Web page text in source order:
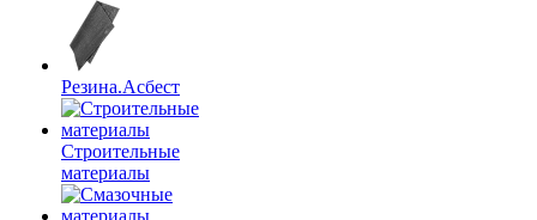
Резина.Асбест
Строительные
материалы